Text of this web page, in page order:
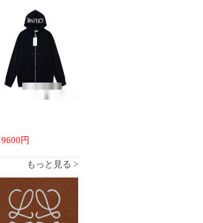
9600 円
もっと見る >